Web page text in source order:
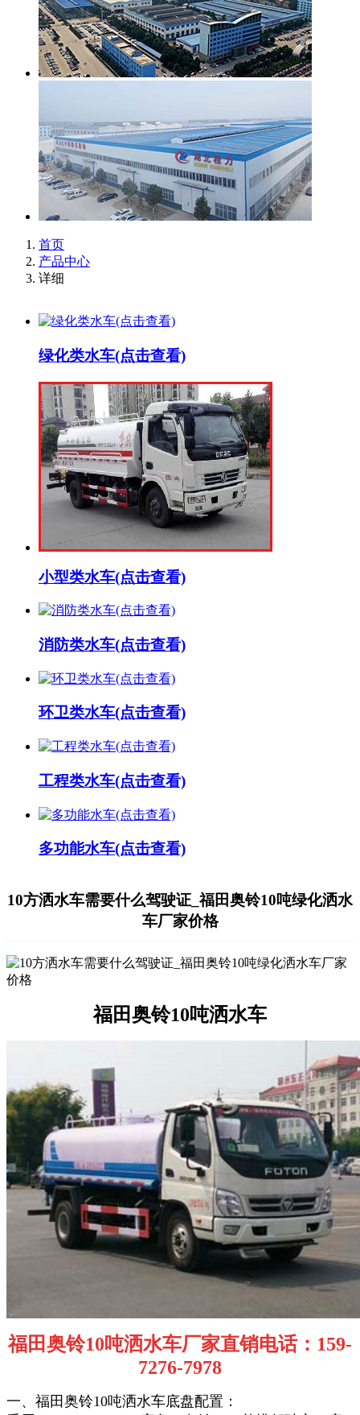
首页
产品中心
详细
绿化类水车(点击查看)
小型类水车(点击查看)
消防类水车(点击查看)
环卫类水车(点击查看)
工程类水车(点击查看)
多功能水车(点击查看)
10方洒水车需要什么驾驶证_福田奥铃10吨绿化洒水
车厂家价格
福田奥铃10吨洒水车
福田奥铃10吨洒水车厂家直销电话：159-
7276-7978
一、福田奥铃10吨洒水车底盘配置：